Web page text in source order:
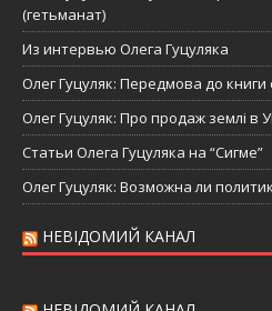
(гетьманат)
Из интервью Олега Гуцуляка
Олег Гуцуляк: Передмова до
Олег Гуцуляк: Про продаж землі в
Статьи Олега Гуцуляка на “Сигме”
Олег Гуцуляк: Возможна ли
НЕВІДОМИЙ КАНАЛ